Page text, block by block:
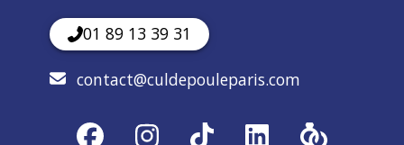
01 89 13 39 31
contact@culdepouleparis.com